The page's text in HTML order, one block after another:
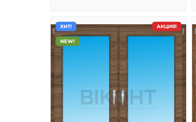
АКЦИЯ!
ХИТ!
NEW!